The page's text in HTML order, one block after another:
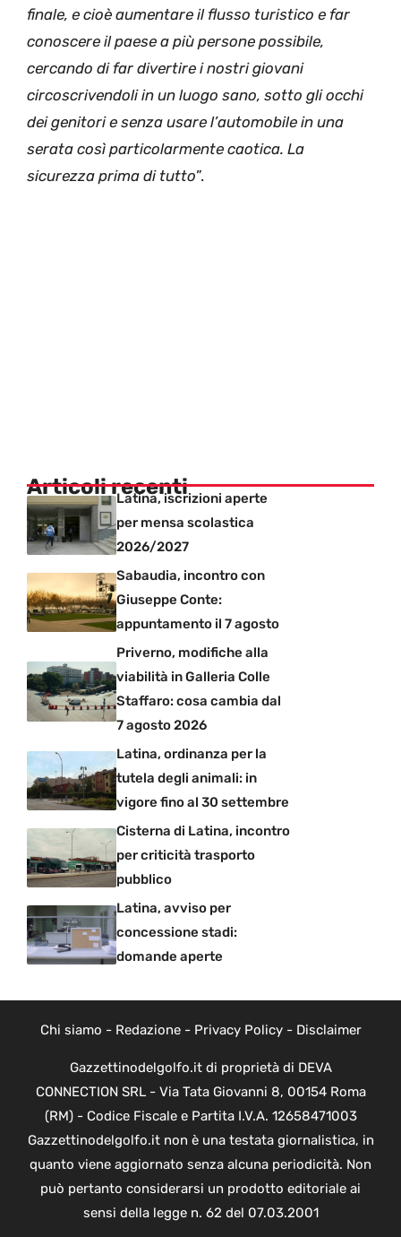
finale, e cioè aumentare il flusso turistico e far
conoscere il paese a più persone possibile,
cercando di far divertire i nostri giovani
circoscrivendoli in un luogo sano, sotto gli occhi
dei genitori e senza usare l’automobile in una
serata così particolarmente caotica. La
sicurezza prima di tutto”.
Articoli recentiLatina, iscrizioni aperte
per mensa scolastica
2026/2027
Sabaudia, incontro con
Giuseppe Conte:
appuntamento il 7 agosto
Priverno, modifiche alla
viabilità in Galleria Colle
Staffaro: cosa cambia dal
7 agosto 2026
Latina, ordinanza per la
tutela degli animali: in
vigore fino al 30 settembre
Cisterna di Latina, incontro
per criticità trasporto
pubblico
Latina, avviso per
concessione stadi:
domande aperte
Chi siamo - Redazione- Privacy Policy- Disclaimer
Gazzettinodelgolfo.it di proprietà di DEVA
CONNECTION SRL - Via Tata Giovanni 8, 00154 Roma
(RM) - Codice Fiscale e Partita I.V.A. 12658471003
Gazzettinodelgolfo.it non è una testata giornalistica, in
quanto viene aggiornato senza alcuna periodicità. Non
può pertanto considerarsi un prodotto editoriale ai
sensi della legge n. 62 del 07.03.2001